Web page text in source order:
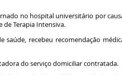
no hospital universitário por
de Terapia Intensiva.
recebeu recomendação
do serviço domiciliar contratada.